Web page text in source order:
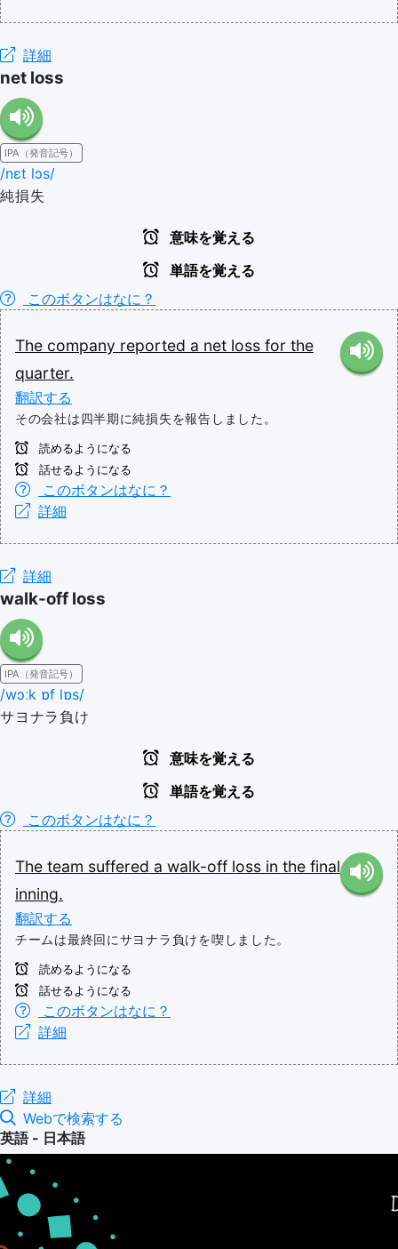
詳細
net loss
IPA（発音記号）
/nɛt lɔs/
純損失
意味を覚える
単語を覚える
このボタンはなに？
The company reported a net loss for the
quarter.
翻訳する
その会社は四半期に純損失を報告しました。
読めるようになる
話せるようになる
このボタンはなに？
詳細
詳細
walk-off loss
IPA（発音記号）
/wɔːk ɒf lɒs/
サヨナラ負け
意味を覚える
単語を覚える
このボタンはなに？
The team suffered a walk-off loss in the final
inning.
翻訳する
チームは最終回にサヨナラ負けを喫しました。
読めるようになる
話せるようになる
このボタンはなに？
詳細
詳細
Webで検索する
英語 - 日本語